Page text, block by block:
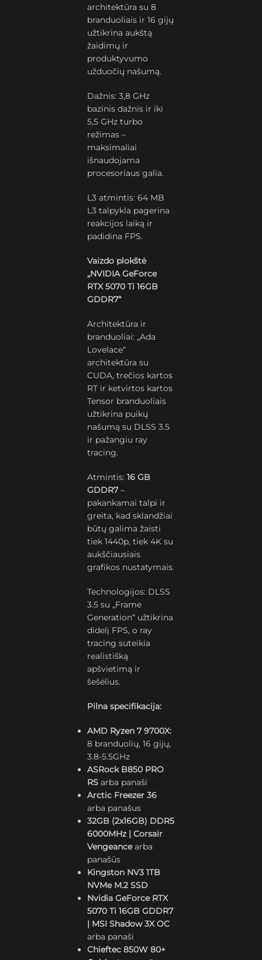
architektūra su 8
branduoliais ir 16 gijų
užtikrina aukštą
žaidimų ir
produktyvumo
užduočių našumą.
Dažnis: 3,8 GHz
bazinis dažnis ir iki
5,5 GHz turbo
režimas –
maksimaliai
išnaudojama
procesoriaus galia.
L3 atmintis: 64 MB
L3 talpykla pagerina
reakcijos laiką ir
padidina FPS.
Vaizdo plokštė
„NVIDIA GeForce
RTX 5070 Ti 16GB
GDDR7“
Architektūra ir
branduoliai: „Ada
Lovelace“
architektūra su
CUDA, trečios kartos
RT ir ketvirtos kartos
Tensor branduoliais
užtikrina puikų
našumą su DLSS 3.5
ir pažangiu ray
tracing.
Atmintis: 16 GB
GDDR7–
pakankamai talpi ir
greita, kad sklandžiai
būtų galima žaisti
tiek 1440p, tiek 4K su
aukščiausiais
grafikos nustatymais.
Technologijos: DLSS
3.5 su „Frame
Generation“ užtikrina
didelį FPS, o ray
tracing suteikia
realistišką
apšvietimą ir
šešėlius.
Pilna specifikacija:
AMD Ryzen 7 9700X:
8 branduolių, 16 gijų,
3.8-5.5GHz
ASRock B850 PRO
RS arba panaši
Arctic Freezer 36
arba panašus
32GB (2x16GB) DDR5
6000MHz | Corsair
Vengeancearba
panašūs
Kingston NV3 1TB
NVMe M.2 SSD
Nvidia GeForce RTX
5070 Ti 16GB GDDR7
| MSI Shadow 3X OC
arba panaši
Chieftec 850W 80+